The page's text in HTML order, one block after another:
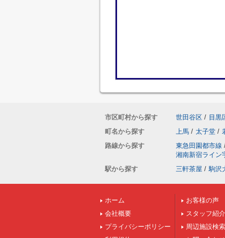
市区町村から探す 世田谷区 / 目黒
町名から探す
上馬 / 太子堂 /
路線から探す
東急田園都市線
湘南新宿ライン
駅から探す
三軒茶屋 / 駒沢
ホーム
会社概要
プライバシーポリシー
お客様の声
スタッフ紹介
周辺施設検索